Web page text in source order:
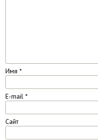
Имя *
E-mail *
Сайт